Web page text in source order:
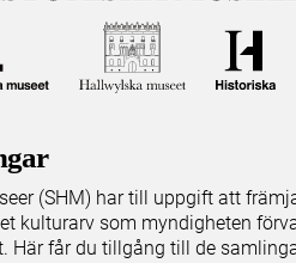
(SHM) har till uppgift att
kulturarv som myndigheten
Här får du tillgång till de